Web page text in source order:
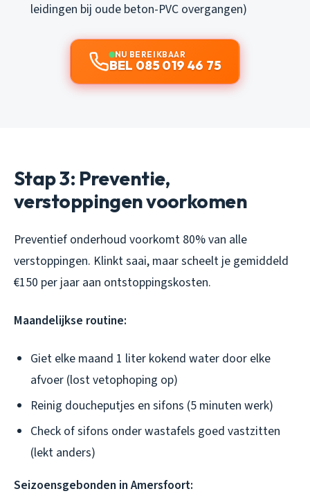
leidingen bij oude beton-PVC overgangen)
NU BEREIKBAAR
BEL 085 019 46 75
Stap 3: Preventie,
verstoppingen voorkomen
Preventief onderhoud voorkomt 80% van alle
verstoppingen. Klinkt saai, maar scheelt je gemiddeld
€150 per jaar aan ontstoppingskosten.
Maandelijkse routine:
Giet elke maand 1 liter kokend water door elke
afvoer (lost vetophoping op)
Reinig doucheputjes en sifons (5 minuten werk)
Check of sifons onder wastafels goed vastzitten
(lekt anders)
Seizoensgebonden in Amersfoort: